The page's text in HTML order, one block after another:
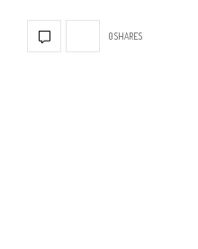
0 SHARES